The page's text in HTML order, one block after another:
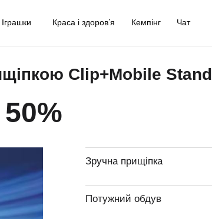
Іграшки Краса і здоров’я Кемпінг Чат
Clip+Mobile Stand
Зручна прищіпка
Потужний обдув